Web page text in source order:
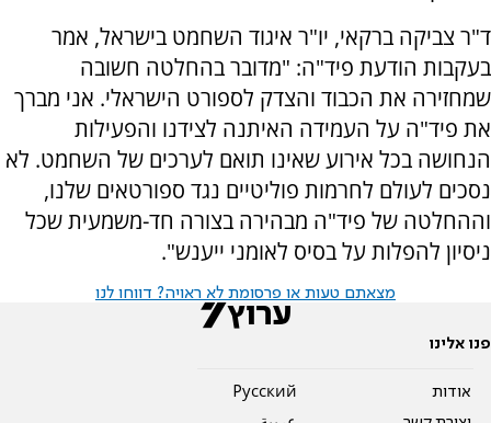
ד"ר צביקה ברקאי, יו"ר איגוד השחמט בישראל, אמר
בעקבות הודעת פיד"ה: "מדובר בהחלטה חשובה
שמחזירה את הכבוד והצדק לספורט הישראלי. אני מברך
את פיד"ה על העמידה האיתנה לצידנו והפעילות
הנחושה בכל אירוע שאינו תואם לערכים של השחמט. לא
נסכים לעולם לחרמות פוליטיים נגד ספורטאים שלנו,
וההחלטה של פיד"ה מבהירה בצורה חד-משמעית שכל
ניסיון להפלות על בסיס לאומני ייענש".
מצאתם טעות או פרסומת לא ראויה? דווחו לנו
פנו אלינו
אודות
Pусский